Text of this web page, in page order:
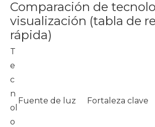
Comparación de
visualización (tabla de
rápida)
T
e
c
n
ol
o
Fuente de luz Fortaleza clave